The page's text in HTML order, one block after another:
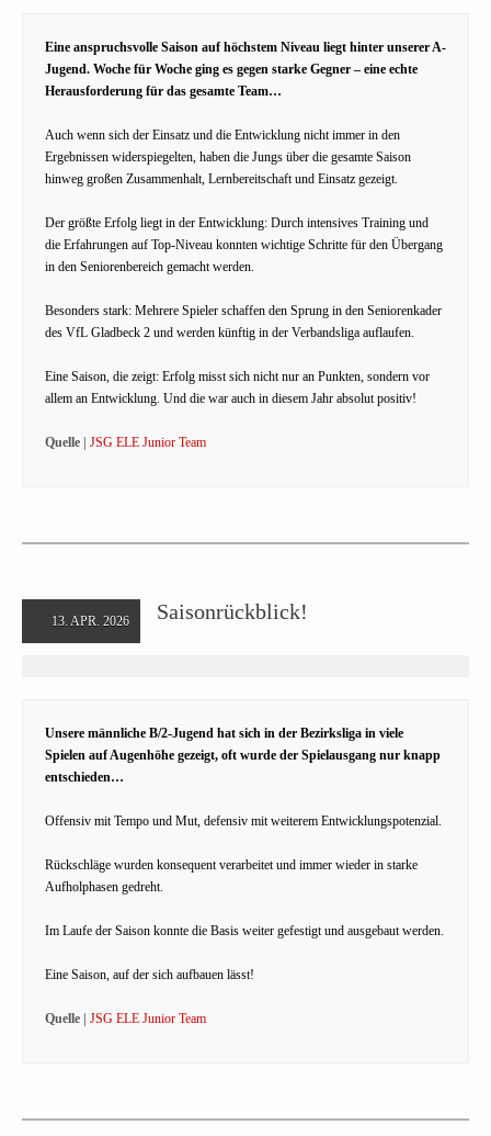
Eine anspruchsvolle Saison auf höchstem Niveau liegt hinter unserer A-
Jugend. Woche für Woche ging es gegen starke Gegner – eine echte
Herausforderung für das gesamte Team…
Auch wenn sich der Einsatz und die Entwicklung nicht immer in den
Ergebnissen widerspiegelten, haben die Jungs über die gesamte Saison
hinweg großen Zusammenhalt, Lernbereitschaft und Einsatz gezeigt.
Der größte Erfolg liegt in der Entwicklung: Durch intensives Training und
die Erfahrungen auf Top-Niveau konnten wichtige Schritte für den Übergang
in den Seniorenbereich gemacht werden.
Besonders stark: Mehrere Spieler schaffen den Sprung in den Seniorenkader
des VfL Gladbeck 2 und werden künftig in der Verbandsliga auflaufen.
Eine Saison, die zeigt: Erfolg misst sich nicht nur an Punkten, sondern vor
allem an Entwicklung. Und die war auch in diesem Jahr absolut positiv!
Quelle | JSG ELE Junior Team
13. APR. 2026 Saisonrückblick!
Unsere männliche B/2-Jugend hat sich in der Bezirksliga in viele
Spielen auf Augenhöhe gezeigt, oft wurde der Spielausgang nur knapp
entschieden…
Offensiv mit Tempo und Mut, defensiv mit weiterem Entwicklungspotenzial.
Rückschläge wurden konsequent verarbeitet und immer wieder in starke
Aufholphasen gedreht.
Im Laufe der Saison konnte die Basis weiter gefestigt und ausgebaut werden.
Eine Saison, auf der sich aufbauen lässt!
Quelle | JSG ELE Junior Team